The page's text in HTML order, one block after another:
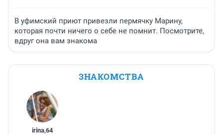
В уфимский приют привезли пермячку Марину,
которая почти ничего о себе не помнит. Посмотрите,
вдруг она вам знакома
ЗНАКОМСТВА
irina,64